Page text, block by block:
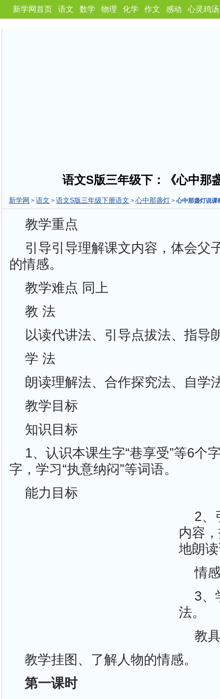
新学网首页 语文 数学 物理 化学 作文 感动 心灵鸡汤
语文S版三年级下：《心中那
新学网 >语文 >语文S版三年级下册语文 >心中那盏灯 >心中那盏灯说课
教学重点
引导引导理解课文内容，体会父
的情感。
教学难点 同上
教 法
以读代讲法、引导点拔法、指导
学 法
朗读理解法、合作探究法、自学
教学目标
知识目标
1、认识本课生字“巷享受”等6个
字，学习“执意纳闷”等词语。
能力目标
2、
内容
地朗
情
3、
法。
教
教学挂图、了解人物的情感。
第一课时